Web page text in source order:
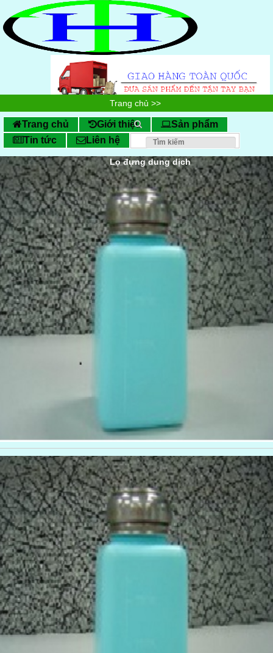
Trang chủ >>
SẢN PHẨM PHÒNG SẠCH >>
Lọ đựng dung dịch
Lọ đựng dung dịch
Trang chủ Giới thiệu
Sản phẩm
Tin tức
Liên hệ